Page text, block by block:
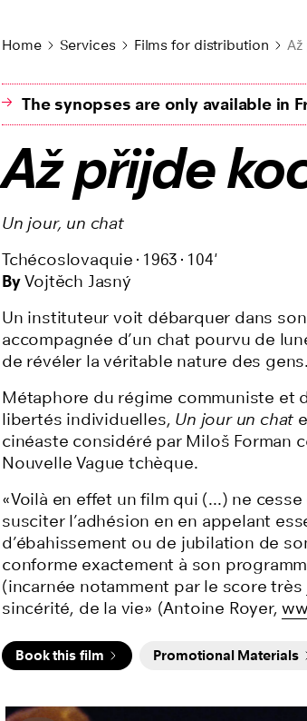
Home Services Films for distribution
The synopses are only available in
Až přijde
Un jour, un chat
Tchécoslovaquie 1963 104'
ByVojtěch Jasný
Un instituteur voit débarquer dans
accompagnée d’un chat pourvu de
de révéler la véritable nature des
Métaphore du régime communiste et
libertés individuelles, Un jour un chat
cinéaste considéré par Miloš Forman
Nouvelle Vague tchèque.
«Voilà en effet un film qui (...) ne
susciter l’adhésion en en appelant
d’ébahissement ou de jubilation de
conforme exactement à son
(incarnée notamment par le score
sincérité, de la vie» (Antoine Royer,
Book this film Promotional Materials